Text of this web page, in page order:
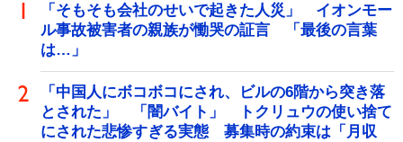
「そもそも会社のせいで起きた人災」 イオンモー
ル事故被害者の親族が慟哭の証言 「最後の言葉
は…」
「中国人にボコボコにされ、ビルの6階から突き落
とされた」 「闇バイト」 トクリュウの使い捨て
にされた悲惨すぎる実態 募集時の約束は「月収